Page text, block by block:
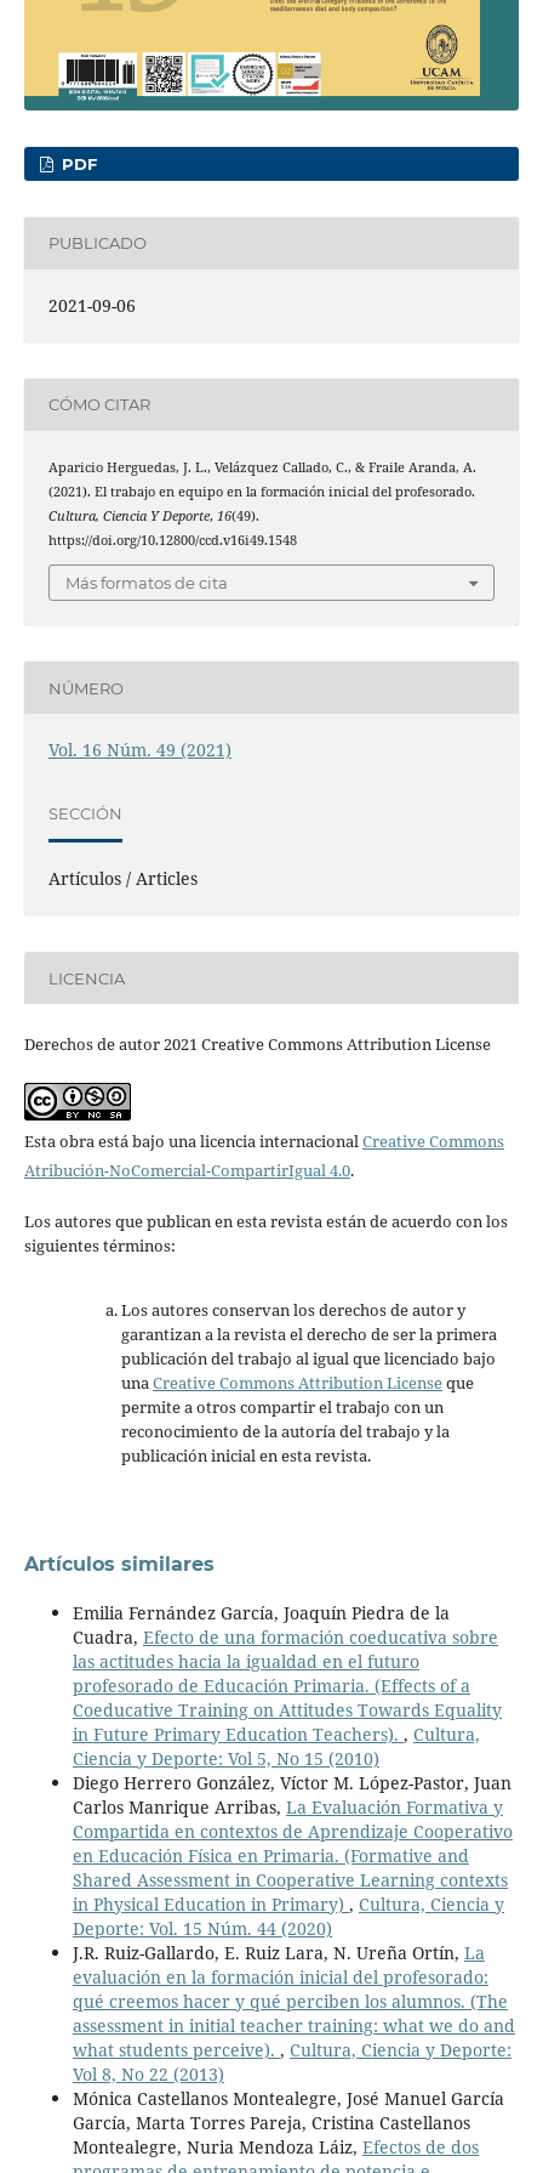
PDF
PUBLICADO
2021-09-06
CÓMO CITAR
Aparicio Herguedas, J. L., Velázquez Callado, C., & Fraile Aranda, A.
(2021). El trabajo en equipo en la formación inicial del profesorado.
Cultura, Ciencia Y Deporte, 16(49).
https://doi.org/10.12800/ccd.v16i49.1548
Más formatos de cita
NÚMERO
Vol. 16 Núm. 49 (2021)
SECCIÓN
Artículos / Articles
LICENCIA
Derechos de autor 2021 Creative Commons Attribution License
Esta obra está bajo una licencia internacional Creative Commons
Atribución-NoComercial-CompartirIgual 4.0.
Los autores que publican en esta revista están de acuerdo con los
siguientes términos:
Los autores conservan los derechos de autor y
garantizan a la revista el derecho de ser la primera
publicación del trabajo al igual que licenciado bajo
una Creative Commons Attribution Licenseque
permite a otros compartir el trabajo con un
reconocimiento de la autoría del trabajo y la
publicación inicial en esta revista.
Artículos similares
Emilia Fernández García, Joaquín Piedra de la
Cuadra, Efecto de una formación coeducativa sobre
las actitudes hacia la igualdad en el futuro
profesorado de Educación Primaria. (Effects of a
Coeducative Training on Attitudes Towards Equality
in Future Primary Education Teachers). , Cultura,
Ciencia y Deporte: Vol 5, No 15 (2010)
Diego Herrero González, Víctor M. López-Pastor, Juan
Carlos Manrique Arribas, La Evaluación Formativa y
Compartida en contextos de Aprendizaje Cooperativo
en Educación Física en Primaria. (Formative and
Shared Assessment in Cooperative Learning contexts
in Physical Education in Primary) , Cultura, Ciencia y
Deporte: Vol. 15 Núm. 44 (2020)
J.R. Ruiz-Gallardo, E. Ruiz Lara, N. Ureña Ortín, La
evaluación en la formación inicial del profesorado:
qué creemos hacer y qué perciben los alumnos. (The
assessment in initial teacher training: what we do and
what students perceive). , Cultura, Ciencia y Deporte:
Vol 8, No 22 (2013)
Mónica Castellanos Montealegre, José Manuel García
García, Marta Torres Pareja, Cristina Castellanos
Montealegre, Nuria Mendoza Láiz, Efectos de dos